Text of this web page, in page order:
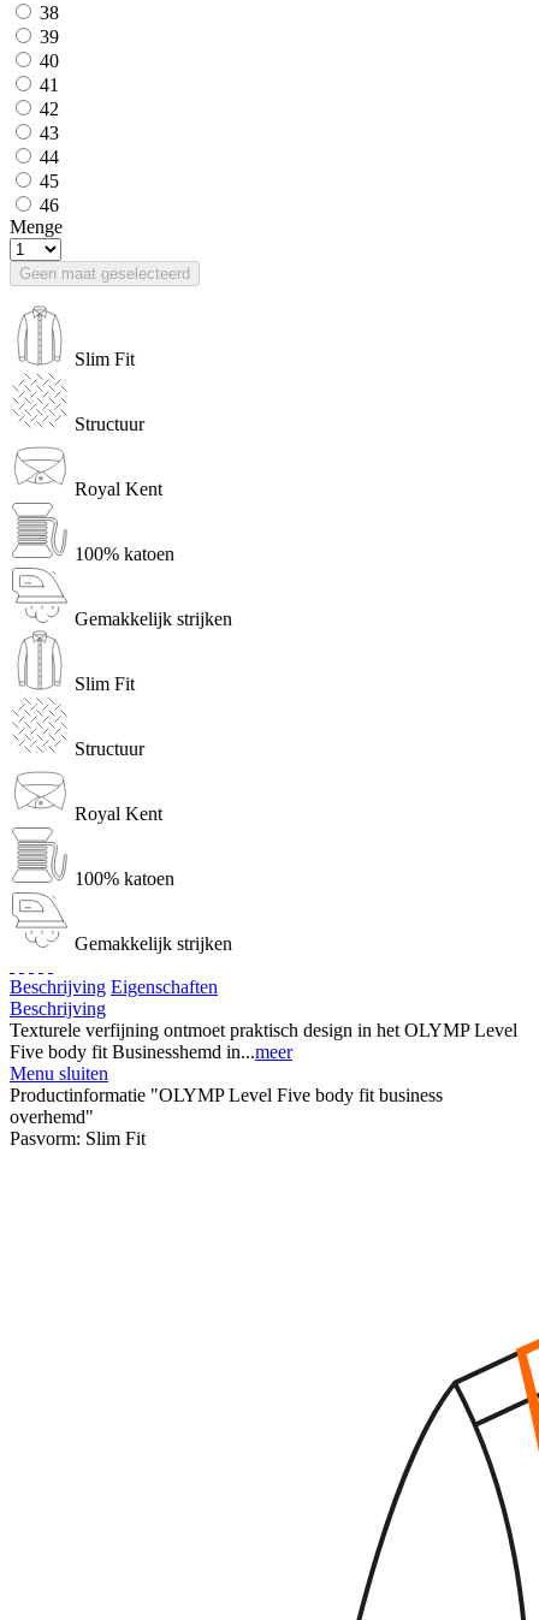
38
39
40
41
42
43
44
45
46
Menge
Geen maat geselecteerd
Slim Fit
Structuur
Royal Kent
100% katoen
Gemakkelijk strijken
Slim Fit
Structuur
Royal Kent
100% katoen
Gemakkelijk strijken
Beschrijving Eigenschaften
Beschrijving
Texturele verfijning ontmoet praktisch design in het OLYMP Level
Five body fit Businesshemd in...meer
Menu sluiten
Productinformatie "OLYMP Level Five body fit business
overhemd"
Pasvorm: Slim Fit